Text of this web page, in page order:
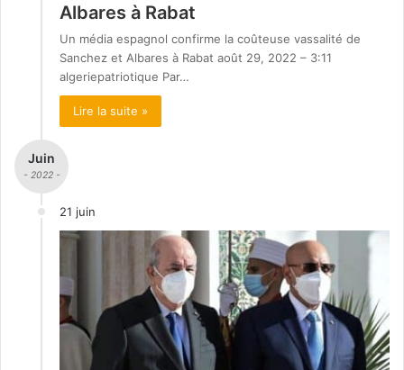
Albares à Rabat
Un média espagnol confirme la coûteuse vassalité de
Sanchez et Albares à Rabat août 29, 2022 – 3:11
algeriepatriotique Par…
Lire la suite »
Juin
- 2022 -
21 juin